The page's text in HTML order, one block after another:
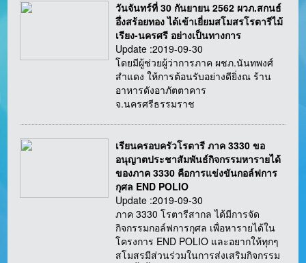
วันจันทร์ที่ 30 กันยายน 2562 ผวภ.สกนธ์
อึ่งสร้อยทอง ได้เข้าเยี่ยมสโมสรโรตารีไม้
เรียง-นครศรี อย่างเป็นทางการ
Update :2019-09-30
โดยมีผู้ช่วยผู้ว่าการภาค ผชภ.นันทพงศ์
สำแดง ให้การต้อนรับอย่างดียิ่งณ ร้าน
อาหารดังอาภัตตาคาร
จ.นครศรีธรรมราช
เรียนครอบครัวโรตารี ภาค 3330 ขอ
อนุญาตประชาสัมพันธ์กิจกรรมหารายได้
ของภาค 3330 คือการแข่งขันกอล์ฟการ
กุศล END POLIO
Update :2019-09-30
ภาค 3330 โรตารีสากล ได้มีการจัด
กิจกรรมกอล์ฟการกุศล เพื่อหารายได้ใน
โครงการ END POLIO และอยากให้ทุกๆ
สโมสรมีส่วนร่วมในการส่งเสริมกิจกรรม